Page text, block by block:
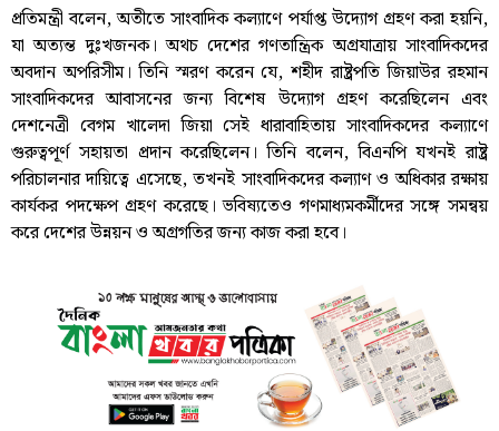
প্রতিমন্ত্রী বলেন, অতীতে সাংবাদিক কল্যাণে পর্যাপ্ত উদ্যোগ গ্রহণ করা হয়নি,
যা অত্যন্ত দুঃখজনক। অথচ দেশের গণতান্ত্রিক অগ্রযাত্রায় সাংবাদিকদের
অবদান অপরিসীম। তিনি স্মরণ করেন যে, শহীদ রাষ্ট্রপতি জিয়াউর রহমান
সাংবাদিকদের আবাসনের জন্য বিশেষ উদ্যোগ গ্রহণ করেছিলেন এবং
দেশনেত্রী বেগম খালেদা জিয়া সেই ধারাবাহিতায় সাংবাদিকদের কল্যাণে
গুরুত্বপূর্ণ সহায়তা প্রদান করেছিলেন। তিনি বলেন, বিএনপি যখনই রাষ্ট্র
পরিচালনার দায়িত্বে এসেছে, তখনই সাংবাদিকদের কল্যাণ ও অধিকার রক্ষায়
কার্যকর পদক্ষেপ গ্রহণ করেছে। ভবিষ্যতেও গণমাধ্যমকর্মীদের সঙ্গে সমন্বয়
করে দেশের উন্নয়ন ও অগ্রগতির জন্য কাজ করা হবে।